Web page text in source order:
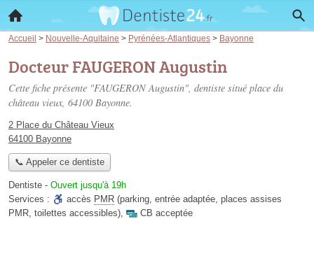
Accueil > Nouvelle-Aquitaine > Pyrénées-Atlantiques > Bayonne
Docteur FAUGERON Augustin
Cette fiche présente "FAUGERON Augustin", dentiste situé place du
château vieux, 64100 Bayonne.
2 Place du Château Vieux
64100 Bayonne
📞 Appeler ce dentiste
Dentiste - Ouvert jusqu'à 19h
Services :
accès PMR (parking, entrée adaptée, places assises
PMR, toilettes accessibles), CB acceptée